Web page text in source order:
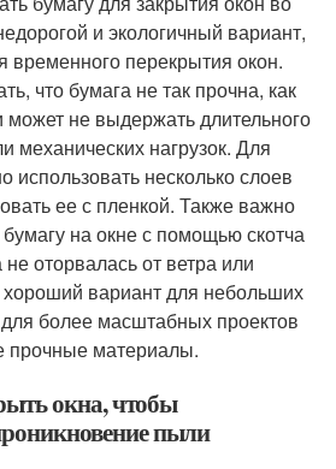
и экологичный вариант,
временного перекрытия окон.
что бумага не так прочна, как
не выдержать длительного
механических нагрузок. Для
несколько слоев
ее с пленкой. Также важно
на окне с помощью скотча
оторвалась от ветра или
хороший вариант для небольших
более масштабных проектов
прочные материалы.
окна, чтобы
пыли